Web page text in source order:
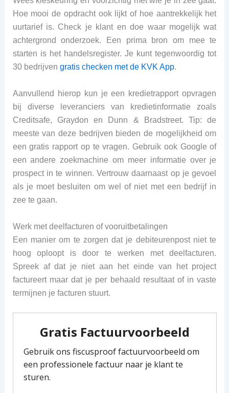
Hoe mooi de opdracht ook lijkt of hoe aantrekkelijk het
uurtarief is. Check je klant en doe waar mogelijk wat
achtergrond onderzoek. Een prima bron om mee te
starten is het handelsregister. Je kunt tegenwoordig tot
30 bedrijven gratis checken met de KVK App.
Aanvullend hierop kun je een kredietrapport opvragen
bij diverse leveranciers van kredietinformatie zoals
Creditsafe, Graydon en Dunn & Bradstreet. Tip: de
meeste van deze bedrijven bieden de mogelijkheid om
een gratis rapport op te vragen. Gebruik ook Google of
een andere zoekmachine om meer informatie over je
prospect in te winnen. Vertrouw daarnaast op je gevoel
als je moet besluiten om wel of niet met een bedrijf in
zee te gaan.
Werk met deelfacturen of vooruitbetalingen
Een manier om te zorgen dat je debiteurenpost niet te
hoog oploopt is door te werken met deelfacturen.
Spreek af dat je niet aan het einde van het project
factureert maar dat je per behaald resultaat of in vaste
termijnen je facturen stuurt.